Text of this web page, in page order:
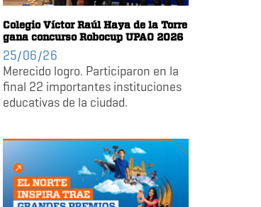
Colegio Víctor Raúl Haya de la Torre
gana concurso Robocup UPAO 2026
25/06/26
Merecido logro. Participaron en la
final 22 importantes instituciones
educativas de la ciudad.